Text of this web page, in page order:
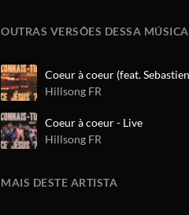
OUTRAS VERSÕES DESSA MÚSICA
Hillsong FR
Coeur à coeur - Live
Hillsong FR
MAIS DESTE ARTISTA